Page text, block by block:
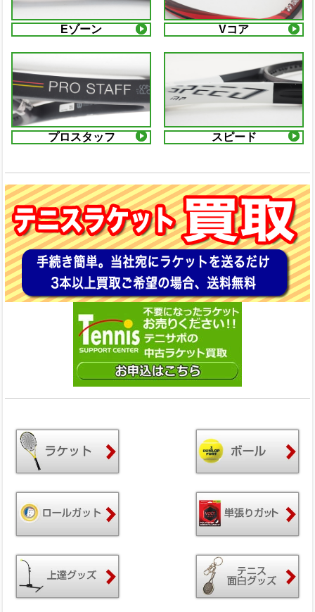
Eゾーン Vコア
プロスタッフ スピード